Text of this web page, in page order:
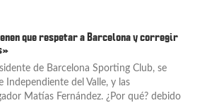
que respetar a Barcelona y corregir
de Barcelona Sporting Club, se
del Valle, y las
Matías Fernández. ¿Por qué? debido